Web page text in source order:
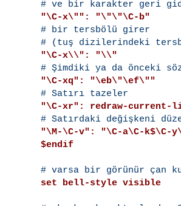
"\C-x\"": "\"\"\C-b"
# bir tersbölü girer
"\C-x\\": "\\"
"\C-xq": "\eb\"\ef\""
"\C-xr": redraw-current-
"\M-\C-v": "\C-a\C-k$\C-
$endif
set bell-style visible